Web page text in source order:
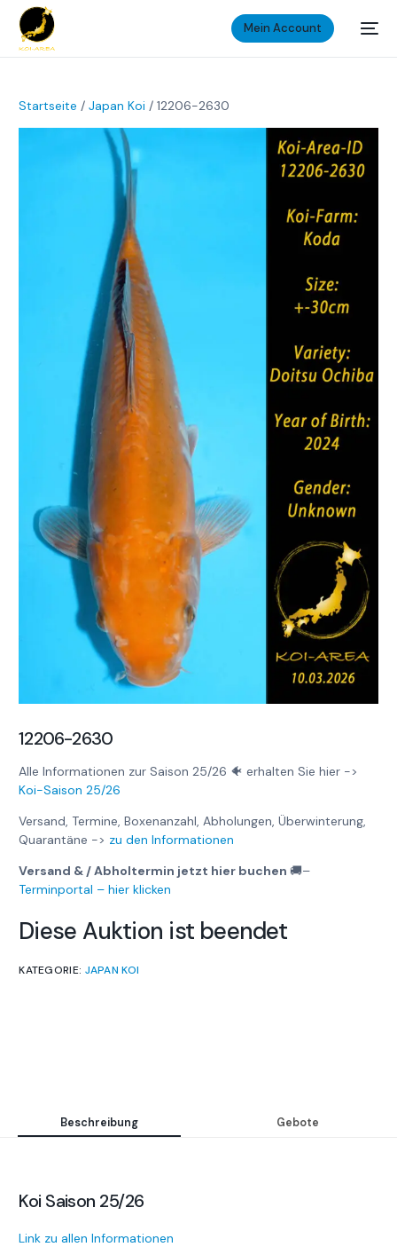
Mein Account
Startseite /Japan Koi / 12206-2630
12206-2630
Alle Informationen zur Saison 25/26 🐠 erhalten Sie hier ->
Koi-Saison 25/26
Versand, Termine, Boxenanzahl, Abholungen, Überwinterung,
Quarantäne -> zu den Informationen
Versand & / Abholtermin jetzt hier buchen 🚚–
Terminportal – hier klicken
Diese Auktion ist beendet
KATEGORIE: JAPAN KOI
Beschreibung Gebote
Koi Saison 25/26
Link zu allen Informationen